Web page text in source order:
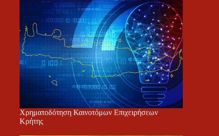
Χρηματοδότηση Καινοτόμων Επιχειρήσεων
Κρήτης